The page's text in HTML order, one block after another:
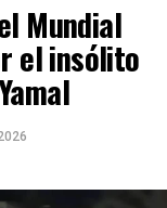
Mundial
el insólito